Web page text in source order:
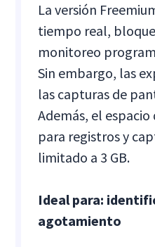
La versión
tiempo real,
monitoreo
Sin embargo, las
las capturas de
Además, el
para registros y
limitado a 3 GB.
Ideal para:
agotamiento